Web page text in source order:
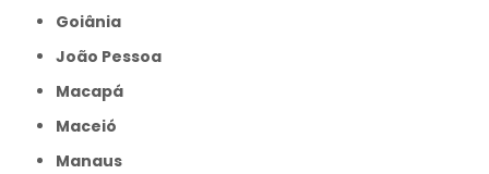
Goiânia
João Pessoa
Macapá
Maceió
Manaus